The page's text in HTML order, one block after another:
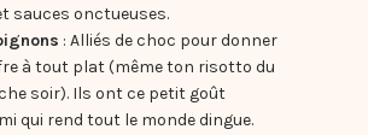
sauces onctueuses.
: Alliés de choc pour donner
à tout plat (même ton risotto du
soir). Ils ont ce petit goût
qui rend tout le monde dingue.